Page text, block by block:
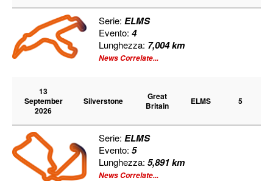
Serie:ELMS
Evento:4
Lunghezza: 7,004 km
News Correlate...
13
September
2026
Silverstone
Great
Britain
ELMS 5
Serie:ELMS
Evento:5
Lunghezza:5,891 km
News Correlate...